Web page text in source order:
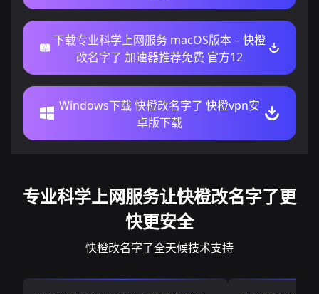
下载专业科学上网服务 macOS版本 – 快橙
改名字了 加速器推荐免费 官方12
Windows下载 快橙改名字了 快橙vpn安
卓版下载
专业科学上网服务让快橙改名字了更
快更安全
快橙改名字了全天候技术支持